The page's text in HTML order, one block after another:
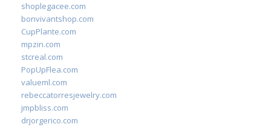
shoplegacee.com
bonvivantshop.com
CupPlante.com
mpzin.com
stcreal.com
PopUpFlea.com
valueml.com
rebeccatorresjewelry.com
jmpbliss.com
drjorgerico.com